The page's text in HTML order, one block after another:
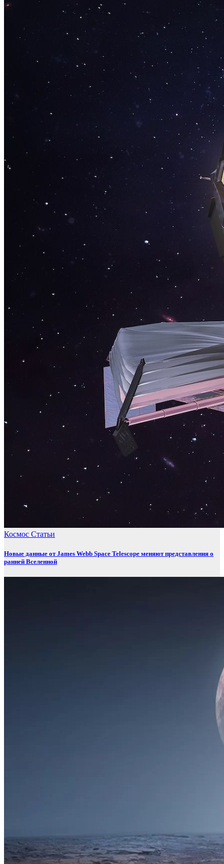
Космос Статьи
Новые данные от James Webb Space Telescope меняют представления о
ранней Вселенной